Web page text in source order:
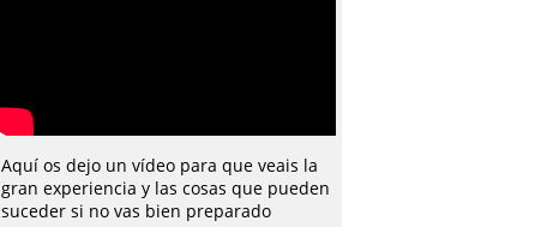
Aquí os dejo un vídeo para que veais la
gran experiencia y las cosas que pueden
suceder si no vas bien preparado